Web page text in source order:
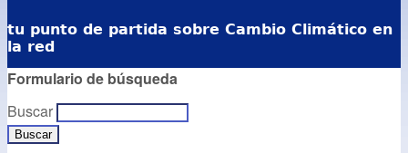
tu punto de partida sobre Cambio Climático en
la red
Formulario de búsqueda
Buscar